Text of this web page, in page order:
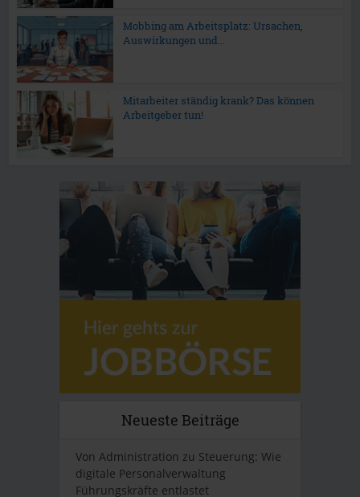
Mobbing am Arbeitsplatz: Ursachen,
Auswirkungen und...
Mitarbeiter ständig krank? Das können
Arbeitgeber tun!
Neueste Beiträge
Von Administration zu Steuerung: Wie
digitale Personalverwaltung
Führungskräfte entlastet